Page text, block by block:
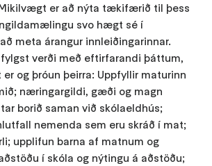
er að nýta tækifærið til þess
svo hægt sé í
meta árangur innleiðingarinnar.
verði með eftirfarandi þáttum,
og þróun þeirra: Uppfyllir maturinn
næringargildi, gæði og magn
borið saman við skólaeldhús;
nemenda sem eru skráð í mat;
upplifun barna af matnum og
í skóla og nýtingu á aðstöðu;